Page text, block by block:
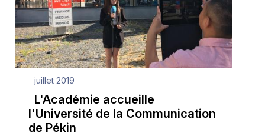
juillet 2019
L'Académie accueille
l'Université de la Communication
de Pékin